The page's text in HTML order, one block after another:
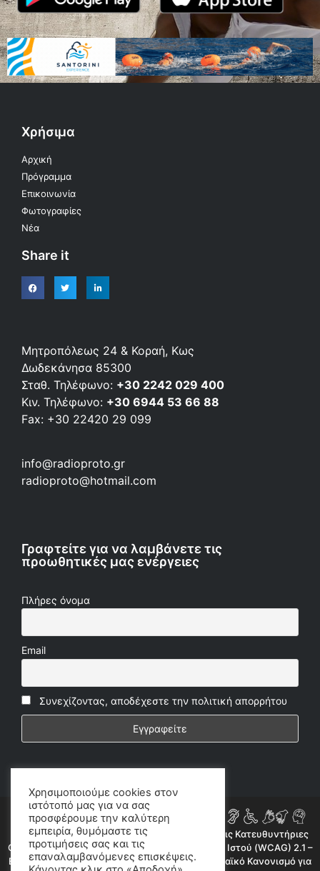
Χρήσιμα
Αρχική
Πρόγραμμα
Επικοινωνία
Φωτογραφίες
Νέα
Share it
Μητροπόλεως 24 & Κοραή, Κως
Δωδεκάνησα 85300
Σταθ. Τηλέφωνο: +30 2242 029 400
Κιν. Τηλέφωνο: +30 6944 53 66 88
Fax: +30 22420 29 099
info@radioproto.gr
radioproto@hotmail.com
Γραφτείτε για να λαμβάνετε τις
προωθητικές μας ενέργειες
Πλήρες όνομα
Email
Συνεχίζοντας, αποδέχεστε την πολιτική απορρήτου
Η ιστοσελίδα μας συμμορφώνεται εν μέρει με τις Κατευθυντήριες
Οδηγίες για την Προσβασιμότητα Περιεχομένου Ιστού (WCAG) 2.1 –
Επίπεδο AA, όπως προβλέπεται από τον Ευρωπαϊκό Κανονισμό για
Χρησιμοποιούμε cookies στον
ιστότοπό μας για να σας
προσφέρουμε την καλύτερη
εμπειρία, θυμόμαστε τις
προτιμήσεις σας και τις
επαναλαμβανόμενες επισκέψεις.